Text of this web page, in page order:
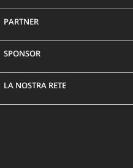
PARTNER
SPONSOR
LA NOSTRA RETE